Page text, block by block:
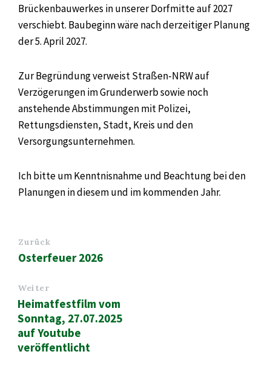
Brückenbauwerkes in unserer Dorfmitte auf 2027
verschiebt. Baubeginn wäre nach derzeitiger Planung
der 5. April 2027.
Zur Begründung verweist Straßen-NRW auf
Verzögerungen im Grunderwerb sowie noch
anstehende Abstimmungen mit Polizei,
Rettungsdiensten, Stadt, Kreis und den
Versorgungsunternehmen.
Ich bitte um Kenntnisnahme und Beachtung bei den
Planungen in diesem und im kommenden Jahr.
Zurück
Osterfeuer 2026
Weiter
Heimatfestfilm vom
Sonntag, 27.07.2025
auf Youtube
veröffentlicht